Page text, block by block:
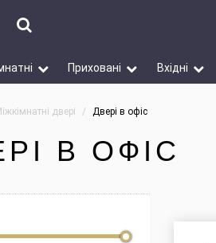
Приховані Вхідні
двері Двері в офіс
В ОФІС